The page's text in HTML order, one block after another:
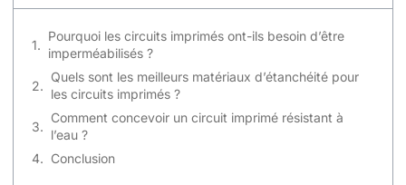
Pourquoi les circuits imprimés ont-ils besoin d’être
imperméabilisés ?
Quels sont les meilleurs matériaux d’étanchéité pour
les circuits imprimés ?
Comment concevoir un circuit imprimé résistant à
l’eau ?
Conclusion